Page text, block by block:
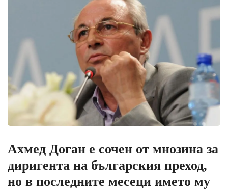
Ахмед Доган е сочен от мнозина за
диригента на българския преход,
но в последните месеци името му